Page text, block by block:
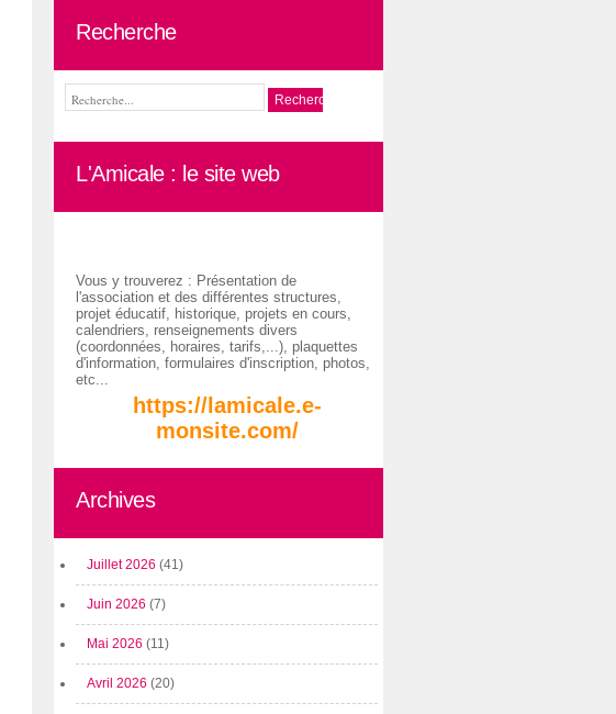
Recherche
L'Amicale : le site web
Vous y trouverez : Présentation de
l'association et des différentes structures,
projet éducatif, historique, projets en cours,
calendriers, renseignements divers
(coordonnées, horaires, tarifs,...), plaquettes
d'information, formulaires d'inscription, photos,
etc...
https://lamicale.e-
monsite.com/
Archives
Juillet 2026 (41)
Juin 2026 (7)
Mai 2026 (11)
Avril 2026 (20)